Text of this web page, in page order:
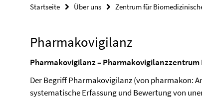
Startseite Über uns Zentrum für
Pharmakovigilanz
Pharmakovigilanz – Pharmakovigilanzzentrum
Der Begriff Pharmakovigilanz (von pharmakon:
systematische Erfassung und Bewertung von